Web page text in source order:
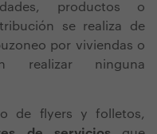
productos o
se realiza de
por viviendas o
realizar ninguna
de flyers y folletos,